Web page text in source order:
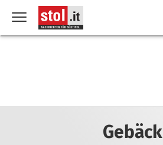
Gebäck